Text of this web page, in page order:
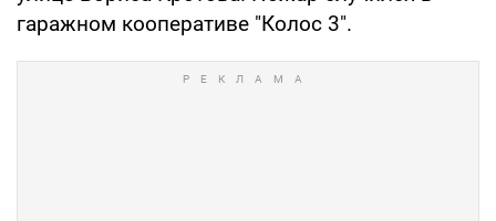
гаражном кооперативе "Колос 3".